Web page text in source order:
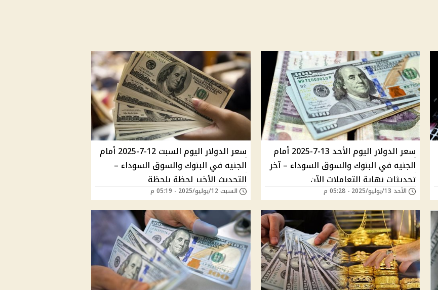
سعر الدولار اليوم الأحد 13-7-2025 أمام
الجنيه في البنوك والسوق السوداء – آخر
تحديثات نهاية التعاملات الآن
الأحد 13/يوليو/2025 - 05:28 م
سعر الدولار اليوم السبت 12-7-2025 أمام
الجنيه في البنوك والسوق السوداء –
التحديث الأخير لحظة بلحظة
السبت 12/يوليو/2025 - 05:19 م